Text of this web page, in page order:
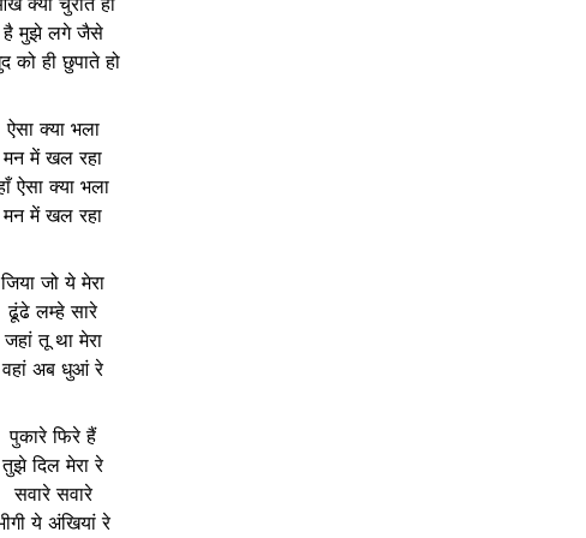
है मुझे लगे जैसे
को ही छुपाते हो
ऐसा क्या भला
मन में खल रहा
ऐसा क्या भला
मन में खल रहा
जिया जो ये मेरा
ढूंढे लम्हे सारे
जहां तू था मेरा
वहां अब धुआं रे
पुकारे फिरे हैं
तुझे दिल मेरा रे
सवारे सवारे
ये अंखियां रे